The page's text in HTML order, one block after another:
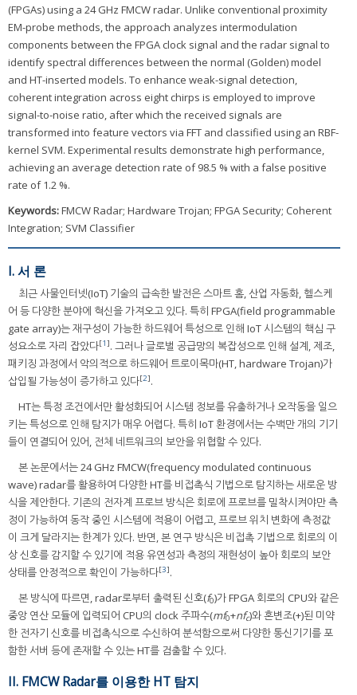
(FPGAs) using a 24 GHz FMCW radar. Unlike conventional proximity
EM-probe methods, the approach analyzes intermodulation
components between the FPGA clock signal and the radar signal to
identify spectral differences between the normal (Golden) model
and HT-inserted models. To enhance weak-signal detection,
coherent integration across eight chirps is employed to improve
signal-to-noise ratio, after which the received signals are
transformed into feature vectors via FFT and classified using an RBF-
kernel SVM. Experimental results demonstrate high performance,
achieving an average detection rate of 98.5 % with a false positive
rate of 1.2 %.
Keywords:FMCW Radar; Hardware Trojan; FPGA Security; Coherent
Integration; SVM Classifier
I. 서 론
최근 사물인터넷(IoT) 기술의 급속한 발전은 스마트 홈, 산업 자동화, 헬스케
어 등 다양한 분야에 혁신을 가져오고 있다. 특히 FPGA(field programmable
gate array)는 재구성이 가능한 하드웨어 특성으로 인해 IoT 시스템의 핵심 구
성요소로 자리 잡았다[1]. 그러나 글로벌 공급망의 복잡성으로 인해 설계, 제조,
패키징 과정에서 악의적으로 하드웨어 트로이목마(HT, hardware Trojan)가
삽입될 가능성이 증가하고 있다[2].
HT는 특정 조건에서만 활성화되어 시스템 정보를 유출하거나 오작동을 일으
키는 특성으로 인해 탐지가 매우 어렵다. 특히 IoT 환경에서는 수백만 개의 기기
들이 연결되어 있어, 전체 네트워크의 보안을 위협할 수 있다.
본 논문에서는 24 GHz FMCW(frequency modulated continuous
wave) radar를 활용하여 다양한 HT를 비접촉식 기법으로 탐지하는 새로운 방
식을 제안한다. 기존의 전자계 프로브 방식은 회로에 프로브를 밀착시켜야만 측
정이 가능하여 동작 중인 시스템에 적용이 어렵고, 프로브 위치 변화에 측정값
이 크게 달라지는 한계가 있다. 반면, 본 연구 방식은 비접촉 기법으로 회로의 이
상 신호를 감지할 수 있기에 적용 유연성과 측정의 재현성이 높아 회로의 보안
상태를 안정적으로 확인이 가능하다[3].
본 방식에 따르면, radar로부터 출력된 신호(f0)가 FPGA 회로의 CPU와 같은
중앙 연산 모듈에 입력되어 CPU의 clock 주파수(mf0+nfc)와 혼변조(+)된 미약
한 전자기 신호를 비접촉식으로 수신하여 분석함으로써 다양한 통신기기를 포
함한 서버 등에 존재할 수 있는 HT를 검출할 수 있다.
II. FMCW Radar를 이용한 HT 탐지